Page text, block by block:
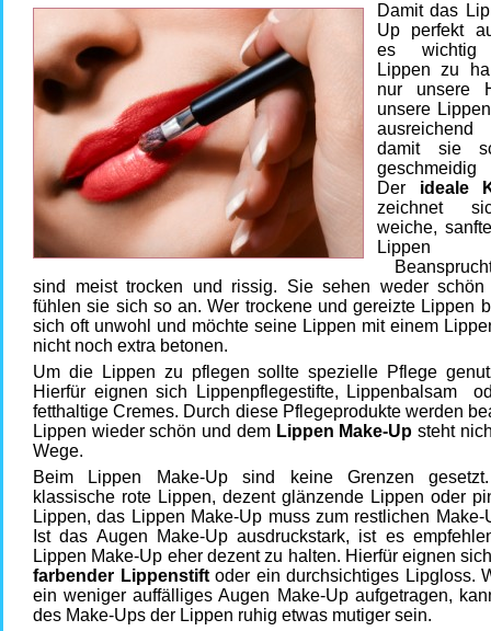
Damit das
Up perfekt
es wichtig
Lippen zu
nur unsere
unsere
damit sie
geschmeidig
Der ideale
zeichnet
weiche,
sind meist trocken und rissig. Sie sehen weder schön
fühlen sie sich so an. Wer trockene und gereizte Lippen
sich oft unwohl und möchte seine Lippen mit einem
nicht noch extra betonen.
Um die Lippen zu pflegen sollte spezielle Pflege
Hierfür eignen sich Lippenpflegestifte, Lippenbalsam
fetthaltige Cremes. Durch diese Pflegeprodukte werden
Lippen wieder schön und dem Lippen Make-Up steht
Wege.
Beim Lippen Make-Up sind keine Grenzen
klassische rote Lippen, dezent glänzende Lippen oder
Lippen, das Lippen Make-Up muss zum restlichen Make-
Ist das Augen Make-Up ausdruckstark, ist es
Lippen Make-Up eher dezent zu halten. Hierfür eignen
farbender Lippenstiftoder ein durchsichtiges Lipgloss.
ein weniger auffälliges Augen Make-Up aufgetragen,
des Make-Ups der Lippen ruhig etwas mutiger sein.